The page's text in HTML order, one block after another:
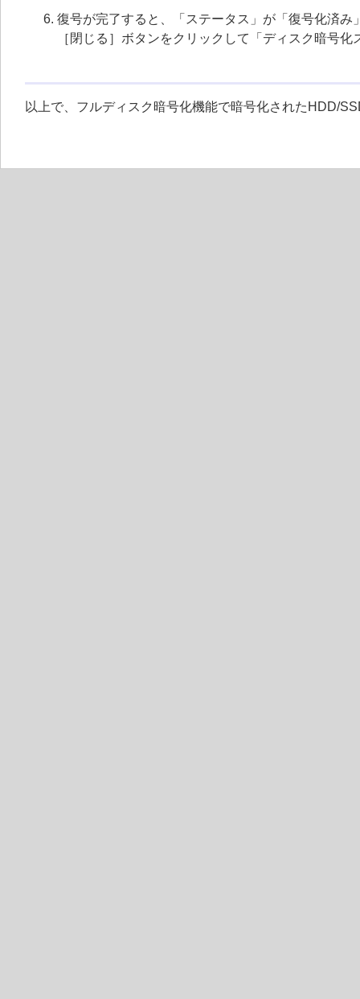
復号が完了すると、「ステータス」が「復号化済み
［閉じる］ボタンをクリックして「ディスク暗号
以上で、フルディスク暗号化機能で暗号化されたHDD/